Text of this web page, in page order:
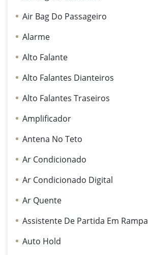
Air Bag Do Passageiro
Alarme
Alto Falante
Alto Falantes Dianteiros
Alto Falantes Traseiros
Amplificador
Antena No Teto
Ar Condicionado
Ar Condicionado Digital
Ar Quente
Assistente De Partida Em Rampa
Auto Hold